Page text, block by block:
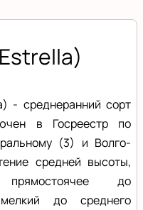
- среднеранний сорт
в Госреестр по
(3) и Волго-
средней высоты,
прямостоячее до
до среднего